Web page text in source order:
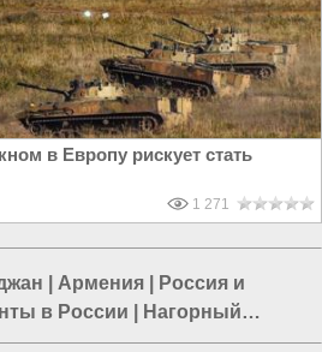
в Европу рискует стать
1 271
Армения
Россия и
в России
Нагорный